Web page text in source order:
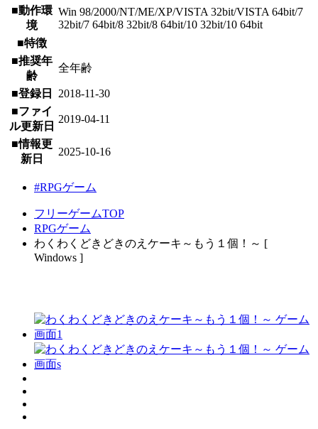
■動作環
境
Win 98/2000/NT/ME/XP/VISTA 32bit/VISTA 64bit/7
32bit/7 64bit/8 32bit/8 64bit/10 32bit/10 64bit
■特徴
■推奨年
齢
全年齢
■登録日
2018-11-30
■ファイ
ル更新日
2019-04-11
■情報更
新日
2025-10-16
#RPGゲーム
フリーゲームTOP
RPGゲーム
わくわくどきどきのえケーキ～もう１個！～ [
Windows ]